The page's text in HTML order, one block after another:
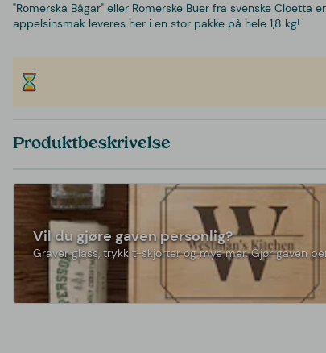
"Romerska Bågar" eller Romerske Buer fra svenske
appelsinsmak leveres her i en stor pakke på hele 1,8 kg!
Produktbeskrivelse
Vil du gjøre gaven personlig?
Graver glass, trykk t-skjorter og mye mer. Gjør gaven